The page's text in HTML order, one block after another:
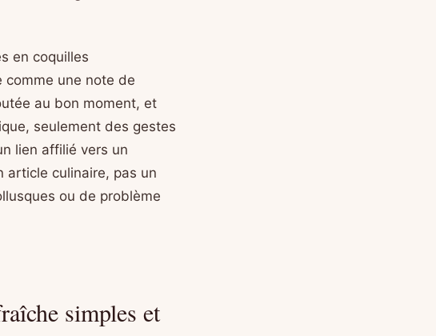
en coquilles
une note de
au bon moment, et
seulement des gestes
lien affilié vers un
article culinaire, pas un
ou de problème
simples et